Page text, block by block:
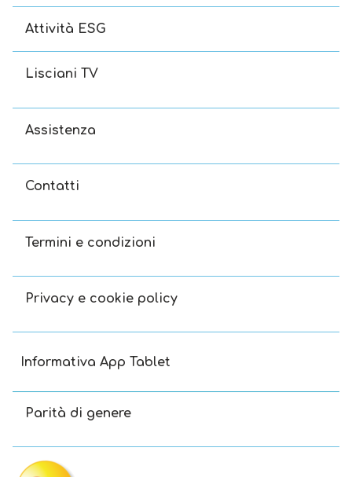
Attività ESG
Lisciani TV
Assistenza
Contatti
Termini e condizioni
Privacy e cookie policy
Informativa App Tablet
Parità di genere